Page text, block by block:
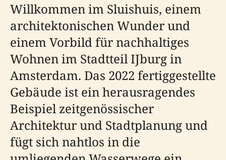
Willkommen im Sluishuis, einem
architektonischen Wunder und
einem Vorbild für nachhaltiges
Wohnen im Stadtteil IJburg in
Amsterdam. Das 2022 fertiggestellte
Gebäude ist ein herausragendes
Beispiel zeitgenössischer
Architektur und Stadtplanung und
fügt sich nahtlos in die